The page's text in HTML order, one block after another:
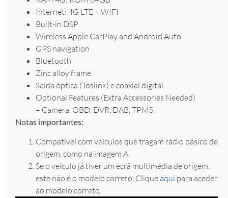
Internet: 4G LTE + WIFI
Built-in DSP
Wireless Apple CarPlay and Android Auto
GPS navigation
Bluetooth
Zinc alloy frame
Saída óptica (Toslink) e coaxial digital
Optional Features (Extra Accessories Needed)
– Camera, OBD, DVR, DAB, TPMS
Notas importantes:
Compatível com veículos que tragam rádio básico de
origem, como na imagem A.
Se o veículo já tiver um ecrã multimédia de origem,
este não é o modelo correto. Clique aqui para aceder
ao modelo correto.